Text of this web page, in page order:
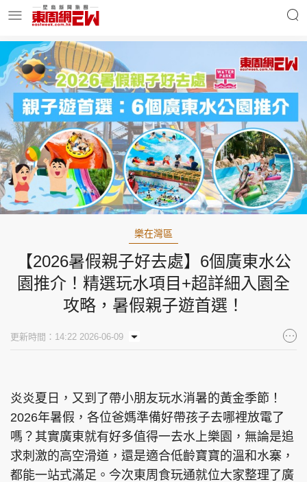
明星名人 時事財經
東周Ladies 優享生活
東周食玩通 會員活動
玄學靈異 東周專欄
東周刊 cazbuyer 東Touch
PCM 電腦廣場 星島頭條 星島日報
樂在灣區
【2026暑假親子好去處】6個廣東水公
園推介！精選玩水項目+超詳細入園全
攻略，暑假親子遊首選！
更新時間：14:22 2026-06-09
炎炎夏日，又到了帶小朋友玩水消暑的黃金季節！
2026年暑假，各位爸媽準備好帶孩子去哪裡放電了
嗎？其實廣東就有好多值得一去水上樂園，無論是追
求刺激的高空滑道，還是適合低齡寶寶的溫和水寨，
都能一站式滿足。今次東周食玩通就位大家整理了廣